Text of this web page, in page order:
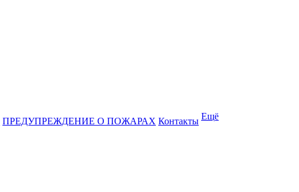
ПРЕДУПРЕЖДЕНИЕ О ПОЖАРАХ Контакты Ещё